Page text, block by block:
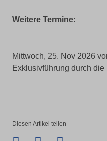
Weitere Termine:
Mittwoch, 25. Nov 2026
Exklusivführung durch
Diesen Artikel teilen